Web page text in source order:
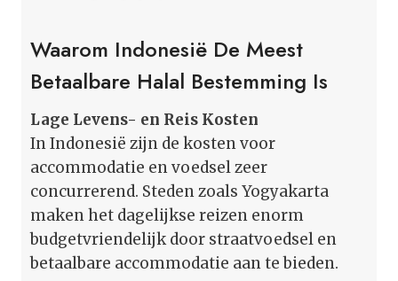
Waarom Indonesië De Meest
Betaalbare Halal Bestemming Is
Lage Levens- en Reis Kosten
In Indonesië zijn de kosten voor
accommodatie en voedsel zeer
concurrerend. Steden zoals Yogyakarta
maken het dagelijkse reizen enorm
budgetvriendelijk door straatvoedsel en
betaalbare accommodatie aan te bieden.